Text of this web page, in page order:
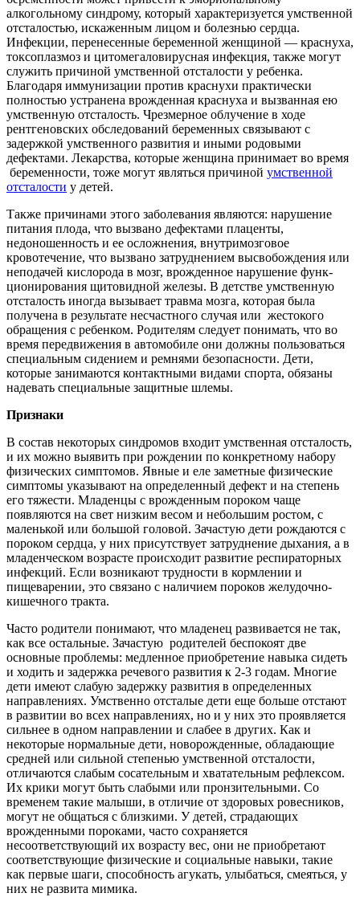
алкогольному синдрому, который характеризуется умственной
отсталостью, искаженным лицом и болезнью сердца.
Инфекции, пе­ренесенные беременной женщиной — краснуха,
токсоплазмоз и цитомегаловирусная инфекция, также могут
служить причиной умс­твенной отсталости у ребенка.
Благодаря иммунизации против краснухи практически
полностью устранена врожденная краснуха и вызванная ею
умственную отсталость. Чрезмерное облучение в ходе
рентгеновских об­следований беременных связывают с
задержкой умст­венного развития и иными родовыми
дефектами. Лекарства, которые женщина принимает во время
беременности, тоже могут являться причиной умственной
отсталости у детей.
Также причинами этого заболевания являются: нарушение
питания плода, что вызвано дефекта­ми плаценты,
недоношенность и ее осложнения, внутримозговое
кровотечение, что вызвано затруднением высвобождения или
непо­дачей кислорода в мозг, врожденное нарушение функ­
ционирования щитовидной железы. В детстве умственную
отсталость иногда вызывает травма мозга, которая была
получена в результате несчастного случая или жестокого
обращения с ребенком. Родителям следует понимать, что во
время передвижения в автомобиле они должны пользоваться
специальным сидением и ремнями безопасности. Дети,
которые занимаются контактными видами спорта, обязаны
надевать специальные защитные шлемы.
Признаки
В состав некоторых синдро­мов входит умст­венная отсталость,
и их можно выявить при рожде­нии по конкретному набору
физических симпто­мов. Явные и еле заметные физические
симптомы указывают на определенный дефект и на степень
его тяжести. Младен­цы с врожденным пороком чаще
появляются на свет низким весом и небольшим ростом, с
маленькой или большой головой. Зачастую дети рождаются с
пороком сердца, у них присутствует затруднение дыхания, а в
младенческом возрасте происходит развитие респираторных
инфекций. Если возникают трудности в кормлении и
пищеварении, это связано с наличием пороков желудочно-
кишечного тракта.
Часто родители понимают, что младенец развива­ется не так,
как все остальные. Зачастую родителей беспокоят две
основные проблемы: медле­нное приобретение навыка сидеть
и ходить и задержка речевого развития к 2-3 годам. Многие
дети имеют слабую задержку разви­тия в определенных
направлениях. Ум­ственно отсталые дети еще больше отстают
в развитии во всех направлениях, но и у них это проявляется
сильнее в одном направлении и слабее в других. Как и
некоторые нормальные дети, новорожденные, обладающие
средней или сильной степенью умственной отсталости,
отличаются слабым сосательным и хватательным рефлексом.
Их крики могут быть сла­быми или пронзительными. Со
временем такие малыши, в отличие от здоровых ровесников,
могут не общаться с близкими. У детей, страдающих
врожденными пороками, часто сохраняется
несоответствующий их возрасту вес, они не приобретают
соответствующие физические и социальные навыки, такие
как пер­вые шаги, способность агукать, улыбаться, смеяться, у
них не развита мимика.